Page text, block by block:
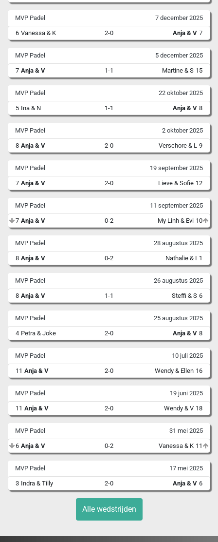
MVP Padel 7 december 2025
6 Vanessa & K 2-0 Anja & V 7
MVP Padel 5 december 2025
7 Anja & V 1-1 Martine & S 15
MVP Padel 22 oktober 2025
5 Ina & N 1-1 Anja & V 8
MVP Padel 2 oktober 2025
8 Anja & V 2-0 Verschore & L 9
MVP Padel 19 september 2025
7 Anja & V 2-0 Lieve & Sofie 12
MVP Padel 11 september 2025
7 Anja & V 0-2 My Linh & Evi 10
MVP Padel 28 augustus 2025
8 Anja & V 0-2 Nathalie & I 1
MVP Padel 26 augustus 2025
8 Anja & V 1-1 Steffi & S 6
MVP Padel 25 augustus 2025
4 Petra & Joke 2-0 Anja & V 8
MVP Padel 10 juli 2025
11 Anja & V 2-0 Wendy & Ellen 16
MVP Padel 19 juni 2025
11 Anja & V 2-0 Wendy & V 18
MVP Padel 31 mei 2025
6 Anja & V 0-2 Vanessa & K 11
MVP Padel 17 mei 2025
3 Indra & Tilly 2-0 Anja & V 6
Alle wedstrijden